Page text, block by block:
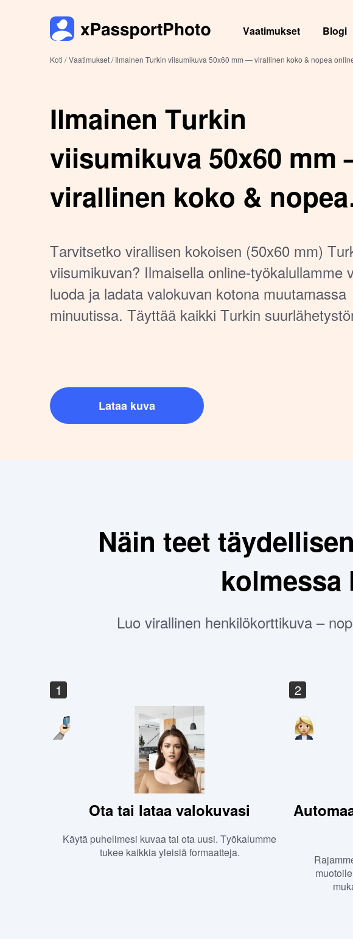
Vaatimukset Blogi
Koti / Vaatimukset /Ilmainen Turkin viisumikuva 50x60 mm — virallinen koko & nopea
Ilmainen Turkin
viisumikuva 50x60
virallinen koko & nopea
online-luonti
Tarvitsetko virallisen kokoisen (50x60 mm)
viisumikuvan? Ilmaisella online-työkalullamme
luoda ja ladata valokuvan kotona muutamassa
minuutissa. Täyttää kaikki Turkin
Lataa kuva
Näin teet
kolmessa
Luo virallinen henkilökorttikuva –
1
Ota tai lataa valokuvasi
Käytä puhelimesi kuvaa tai ota uusi. Työkalumme
tukee kaikkia yleisiä formaatteja.
2